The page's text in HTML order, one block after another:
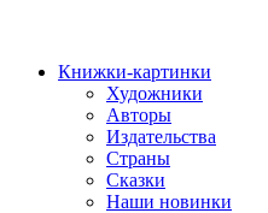
Книжки-картинки
Художники
Авторы
Издательства
Страны
Сказки
Наши новинки